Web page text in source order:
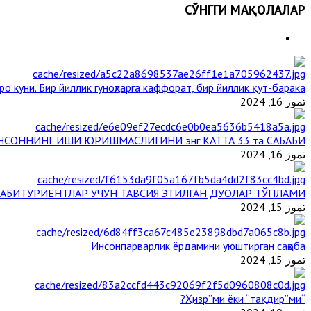
СЎНГГИ МАҚОЛАЛАР
куни. Бир йиллик гуноҳларга каффорат, бир йиллик қут-барака
تموز 16, 2024
ИШИ ЮРИШМАСЛИГИНИ энг КАТТА 33 та САБАБИ
تموز 16, 2024
АБИТУРИЕНТЛАР УЧУН ТАВСИЯ ЭТИЛГАН ДУОЛАР ТЎПЛАМИ
تموز 15, 2024
Инсонпарварлик ёрдамини уюштирган саҳоба
تموز 15, 2024
“Ҳизр”ми ёки “тақдир”ми?